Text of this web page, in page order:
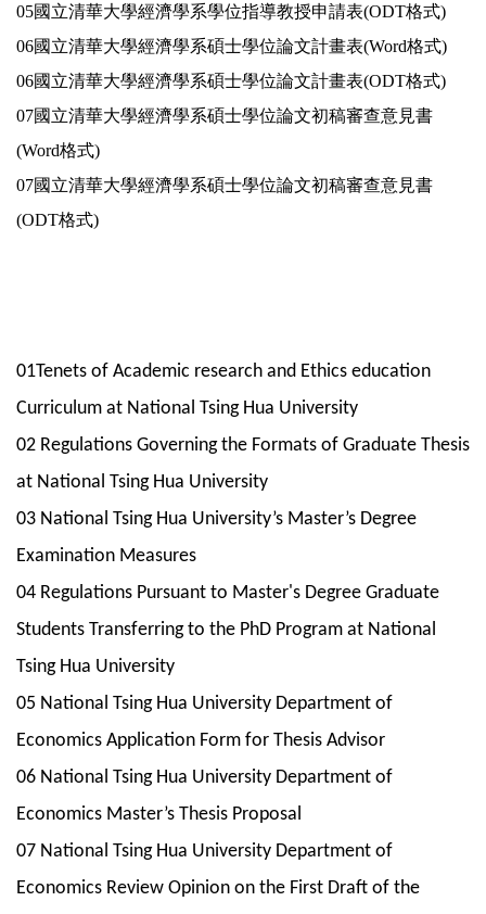
05國立清華大學經濟學系學位指導教授申請表(ODT格式)
06國立清華大學經濟學系碩士學位論文計畫表(Word格式)
06國立清華大學經濟學系碩士學位論文計畫表(ODT格式)
07國立清華大學經濟學系碩士學位論文初稿審查意見書
(Word格式)
07國立清華大學經濟學系碩士學位論文初稿審查意見書
(ODT格式)
01Tenets of Academic research and Ethics education
Curriculum at National Tsing Hua University
02 Regulations Governing the Formats of Graduate Thesis
at National Tsing Hua University
03 National Tsing Hua University’s Master’s Degree
Examination Measures
04 Regulations Pursuant to Master's Degree Graduate
Students Transferring to the PhD Program at National
Tsing Hua University
05 National Tsing Hua University Department of
Economics Application Form for Thesis Advisor
06 National Tsing Hua University Department of
Economics Master’s Thesis Proposal
07 National Tsing Hua University Department of
Economics Review Opinion on the First Draft of the